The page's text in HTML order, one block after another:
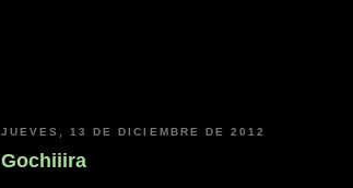
JUEVES, 13 DE DICIEMBRE DE 2012
Gochiiira